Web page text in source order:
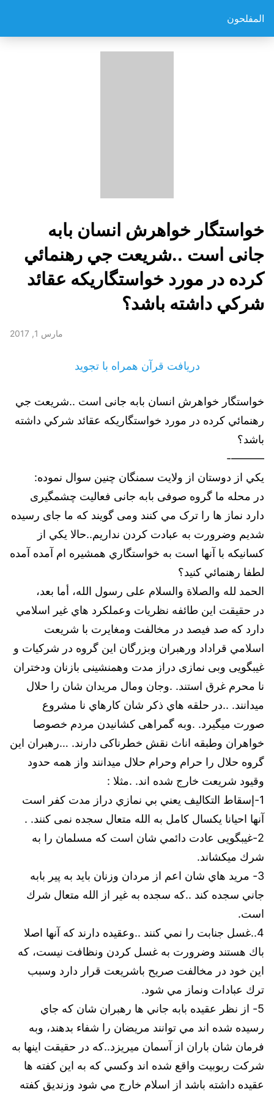
المفلحون
خواستگار خواهرش انسان بابه
جانی است ..شريعت جي رهنمائي
كرده در مورد خواستگاريكه عقائد
شركي داشته باشد؟
مارس 1, 2017
دریافت قرآن همراه با تجوید
خواستگار خواهرش انسان بابه جانی است ..شريعت جي
رهنمائي كرده در مورد خواستگاريكه عقائد شركي داشته
باشد؟
———-
يكي از دوستان از ولايت سمنگان چنین سوال نموده:
در محله ما گروه صوفی بابه جانی فعالیت چشمگیری
دارد نماز ها را ترک مي كنند ومی گویند که ما جای رسیده
شدیم وضرورت به عبادت كردن نداريم..حالا يكي از
كسانيكه با آنها است به خواستگاري همشيره ام آمده آمده
لطفا رهنمائي كنيد؟
الحمد لله والصلاة والسلام على رسول الله، أما بعد،
در حقیقت این طائفه نظريات وعملكرد هاي غير اسلامي
دارد كه صد فيصد در مخالفت ومغايرت با شريعت
اسلامي قراداد ورهبران وبزرگان این گروه در شرکیات و
غيبگویی وبی نمازی دراز مدت وهمنشینی بازنان ودختران
نا محرم غرق استند. .وجان ومال مريدان شان را حلال
ميدانند. ..در حلقه هاي ذكر شان كارهاي نا مشروع
صورت میگیرد. .وبه گمراهی كشانيدن مردم خصوصا
خواهران وطبقه اناث نقش خطرناکی دارند. …رهبران این
گروه حلال را حرام وحرام حلال ميدانند واز همه حدود
وقيود شريعت خارج شده اند. .مثلا :
1-إسقاط التكاليف يعني بي نمازي دراز مدت كفر است
آنها احیانا یکسال کامل به الله متعال سجده نمی کنند. .
2-غيبگویی عادت دائمي شان است كه مسلمان را به
شرك ميكشاند.
3- مريد هاي شان اعم از مردان وزنان بايد به پير بابه
جاني سجده كند ..كه سجده به غير از الله متعال شرك
است.
4..غسل جنابت را نمي كنند ..وعقيده دارند كه آنها اصلا
باك هستند وضرورت به غسل كردن ونظافت نيست، كه
اين خود در مخالفت صريح باشريعت قرار دارد وسبب
ترك عبادات ونماز مي شود.
5- از نظر عقيده بابه جاني ها رهبران شان كه جاي
رسيده شده اند مي توانند مريضان را شفاء بدهند، وبه
فرمان شان باران از آسمان ميريزد..كه در حقيقت اينها به
شركت ربوبيت واقع شده اند وكسي كه به اين كفته ها
عقيده داشته باشد از اسلام خارج مي شود وزنديق كفته